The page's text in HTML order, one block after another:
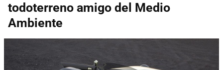
todoterreno amigo del Medio
Ambiente